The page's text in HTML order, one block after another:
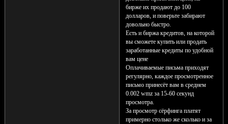
бирже их продают до 100
долларов, и поверьте забирают
довольно быстро.
Есть и биржа кредитов, на которой
вы сможете купить или продать
заработанные кредиты по удобной
вам цене
Оплачиваемые письма приходят
регулярно, каждое просмотренное
письмо принесёт вам в среднем
0.002 wmz за 15-60 секунд
просмотра.
За просмотр сёрфинга платят
примерно столько же сколько и за